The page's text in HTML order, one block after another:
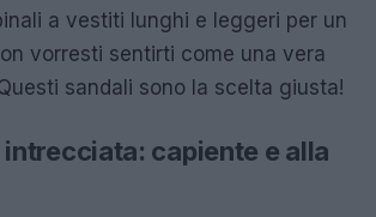
a vestiti lunghi e leggeri per un
vorresti sentirti come una vera
sandali sono la scelta giusta!
intrecciata: capiente e alla